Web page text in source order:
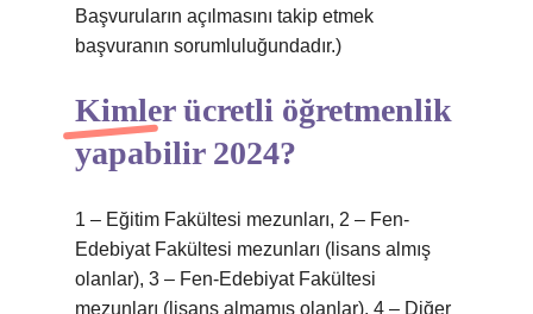
Başvuruların açılmasını takip etmek
başvuranın sorumluluğundadır.)
Kimler ücretli öğretmenlik
yapabilir 2024?
1 – Eğitim Fakültesi mezunları, 2 – Fen-
Edebiyat Fakültesi mezunları (lisans almış
olanlar), 3 – Fen-Edebiyat Fakültesi
mezunları (lisans almamış olanlar), 4 – Diğer